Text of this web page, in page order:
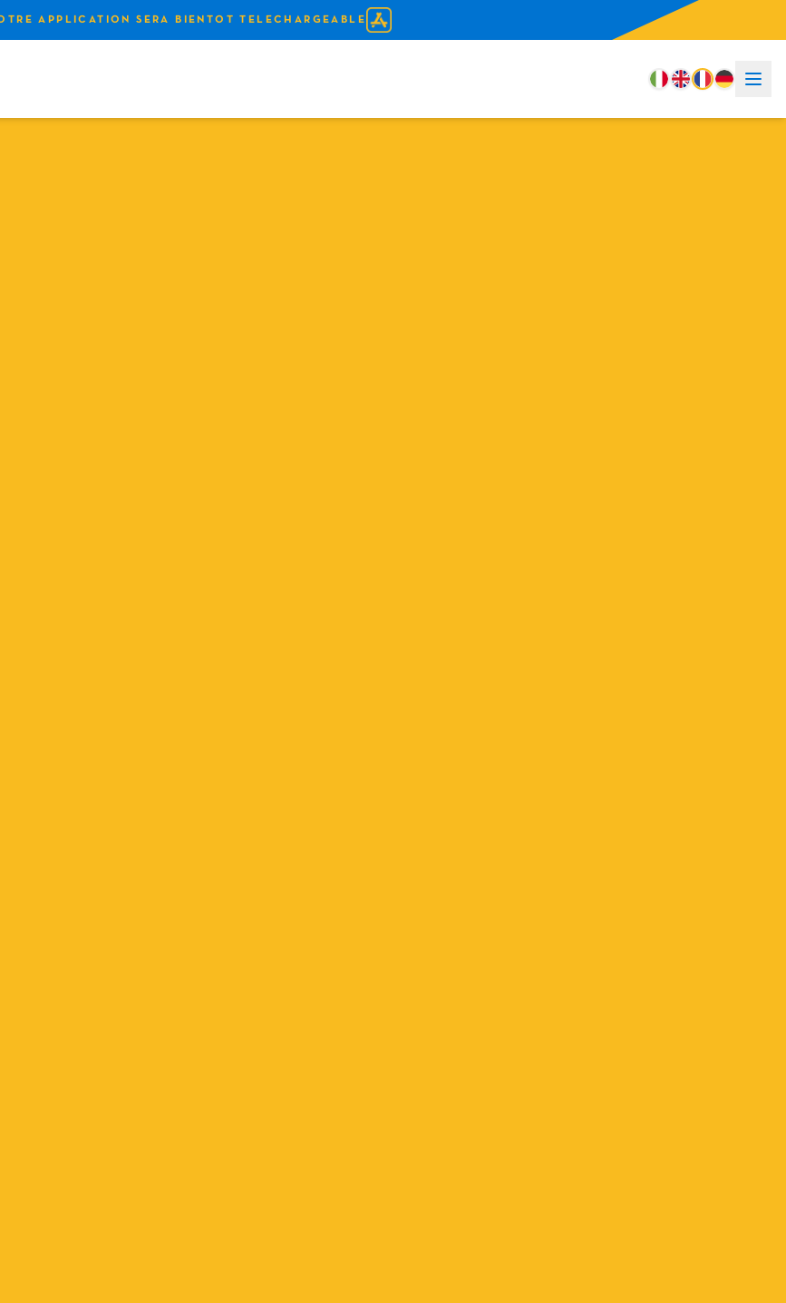
APPLICATION SERA BIENTOT TELECHARGEABLE